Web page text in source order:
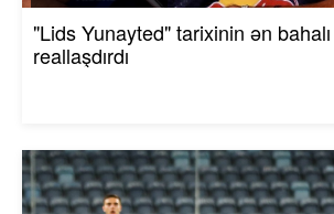
"Lids Yunayted" tarixinin ən
reallaşdırdı